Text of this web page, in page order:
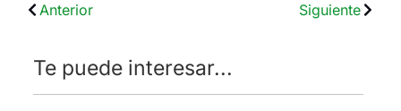
Anterior Siguiente
Te puede interesar...